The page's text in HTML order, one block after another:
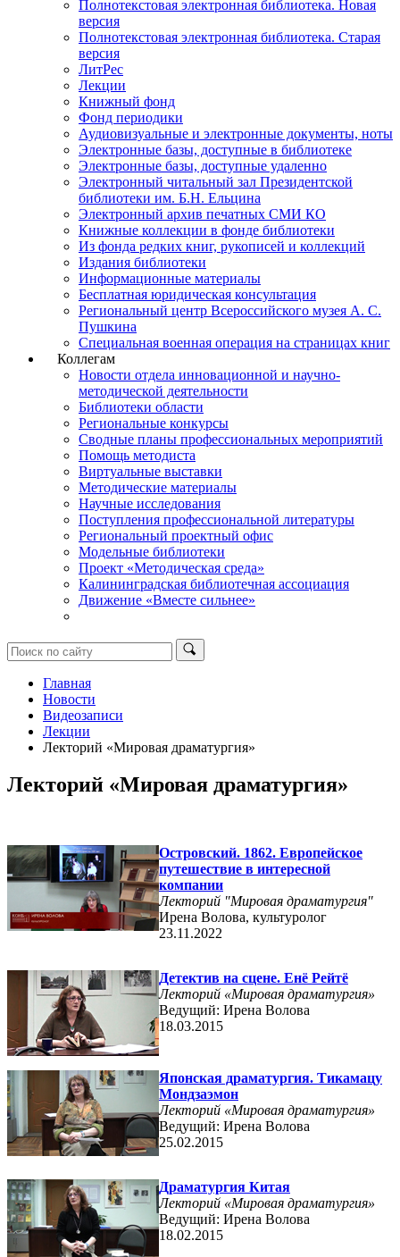
Полнотекстовая электронная библиотека. Новая
версия
Полнотекстовая электронная библиотека. Старая
версия
ЛитРес
Лекции
Книжный фонд
Фонд периодики
Аудиовизуальные и электронные документы, ноты
Электронные базы, доступные в библиотеке
Электронные базы, доступные удаленно
Электронный читальный зал Президентской
библиотеки им. Б.Н. Ельцина
Электронный архив печатных СМИ КО
Книжные коллекции в фонде библиотеки
Из фонда редких книг, рукописей и коллекций
Издания библиотеки
Информационные материалы
Бесплатная юридическая консультация
Региональный центр Всероссийского музея А. С.
Пушкина
Специальная военная операция на страницах книг
Коллегам
Новости отдела инновационной и научно-
методической деятельности
Библиотеки области
Региональные конкурсы
Сводные планы профессиональных мероприятий
Помощь методиста
Виртуальные выставки
Методические материалы
Научные исследования
Поступления профессиональной литературы
Региональный проектный офис
Модельные библиотеки
Проект «Методическая среда»
Калининградская библиотечная ассоциация
Движение «Вместе сильнее»
Главная
Новости
Видеозаписи
Лекции
Лекторий «Мировая драматургия»
Лекторий «Мировая драматургия»
Островский. 1862. Европейское
путешествие в интересной
компании
Лекторий "Мировая драматургия"
Ирена Волова, культуролог
23.11.2022
Детектив на сцене. Енё Рейтё
Лекторий «Мировая драматургия»
Ведущий: Ирена Волова
18.03.2015
Японская драматургия. Тикамацу
Мондзаэмон
Лекторий «Мировая драматургия»
Ведущий: Ирена Волова
25.02.2015
Драматургия Китая
Лекторий «Мировая драматургия»
Ведущий: Ирена Волова
18.02.2015